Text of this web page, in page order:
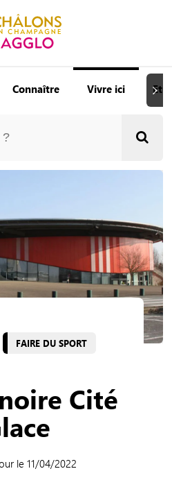
Connaître Vivre ici
FAIRE DU SPORT
Cité
le 11/04/2022